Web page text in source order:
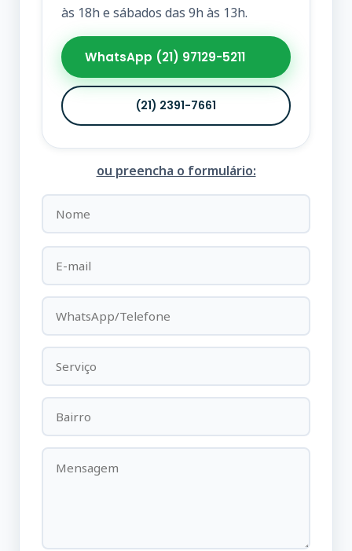
às 18h e sábados das 9h às 13h.
WhatsApp (21) 97129-5211
(21) 2391-7661
ou preencha o formulário: